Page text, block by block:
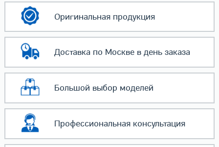
Оригинальнаяпродукция
Доставка по Москвев день заказа
Большой выбор моделей
Профессиональнаяконсультация